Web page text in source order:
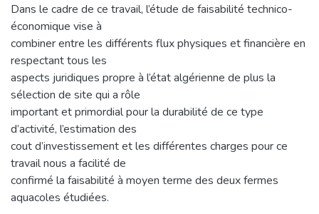
Dans le cadre de ce travail, l’étude de faisabilité technico-
économique vise à
combiner entre les différents flux physiques et financière en
respectant tous les
aspects juridiques propre à l’état algérienne de plus la
sélection de site qui a rôle
important et primordial pour la durabilité de ce type
d’activité, l’estimation des
cout d’investissement et les différentes charges pour ce
travail nous a facilité de
confirmé la faisabilité à moyen terme des deux fermes
aquacoles étudiées.